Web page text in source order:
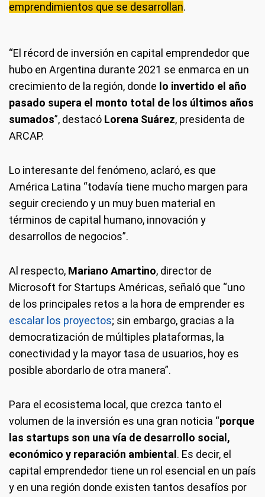
emprendimientos que se desarrollan.
“El récord de inversión en capital emprendedor que
hubo en Argentina durante 2021 se enmarca en un
crecimiento de la región, donde lo invertido el año
pasado supera el monto total de los últimos años
sumados”, destacó Lorena Suárez, presidenta de
ARCAP.
Lo interesante del fenómeno, aclaró, es que
América Latina “todavía tiene mucho margen para
seguir creciendo y un muy buen material en
términos de capital humano, innovación y
desarrollos de negocios”.
Al respecto, Mariano Amartino, director de
Microsoft for Startups Américas, señaló que “uno
de los principales retos a la hora de emprender es
escalar los proyectos; sin embargo, gracias a la
democratización de múltiples plataformas, la
conectividad y la mayor tasa de usuarios, hoy es
posible abordarlo de otra manera”.
Para el ecosistema local, que crezca tanto el
volumen de la inversión es una gran noticia “porque
las startups son una vía de desarrollo social,
económico y reparación ambiental . Es decir, el
capital emprendedor tiene un rol esencial en un país
y en una región donde existen tantos desafíos por